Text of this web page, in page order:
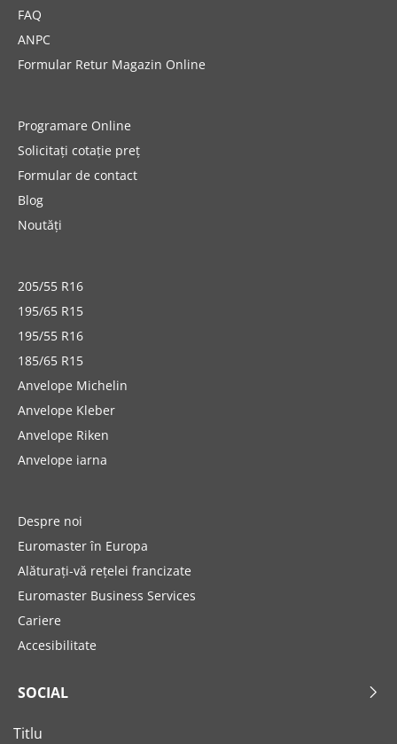
FAQ
ANPC
Formular Retur Magazin Online
Programare Online
Solicitați cotație preț
Formular de contact
Blog
Noutăți
205/55 R16
195/65 R15
195/55 R16
185/65 R15
Anvelope Michelin
Anvelope Kleber
Anvelope Riken
Anvelope iarna
Despre noi
Euromaster în Europa
Alăturați-vă rețelei francizate
Euromaster Business Services
Cariere
Accesibilitate
SOCIAL
Titlu